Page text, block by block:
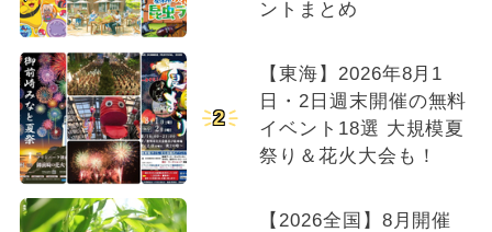
ントまとめ
2
【東海】2026年8月1
日・2日週末開催の無料
イベント18選 大規模夏
祭り＆花火大会も！
【2026全国】8月開催